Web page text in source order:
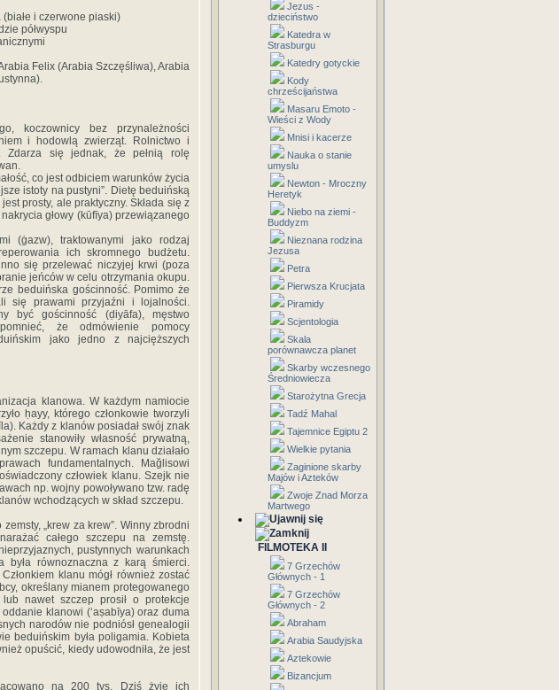
i czerwone piaski)
półwyspu
Felix (Arabia Szczęśliwa), Arabia
koczownicy bez przynależności
i hodowlą zwierząt. Rolnictwo i
się jednak, że pełnią rolę
co jest odbiciem warunków życia
istoty na pustyni”. Dietę beduińską
prosty, ale praktyczny. Składa się z
głowy (kūfīya) przewiązanego
(ġazw), traktowanymi jako rodzaj
ich skromnego budżetu.
się przelewać niczyjej krwi (poza
jeńców w celu otrzymania okupu.
beduińska gościnność. Pomimo że
się prawami przyjaźni i lojalności.
być gościnność (ḍiyāfa), męstwo
że odmówienie pomocy
jako jedno z najcięższych
klanowa. W każdym namiocie
ḥayy, którego członkowie tworzyli
Każdy z klanów posiadał swój znak
stanowiły własność prywatną,
szczepu. W ramach klanu działało
fundamentalnych. Mağlisowi
człowiek klanu. Szejk nie
np. wojny powoływano tzw. radę
wchodzących w skład szczepu.
„krew za krew”. Winny zbrodni
całego szczepu na zemstę.
pustynnych warunkach
była równoznaczna z karą śmierci.
klanu mógł również zostać
określany mianem protegowanego
nawet szczep prosił o protekcje
klanowi (‘aṣabīya) oraz duma
narodów nie podniósł genealogii
beduińskim była poligamia. Kobieta
opuścić, kiedy udowodniła, że jest
na 200 tys. Dziś żyje ich
Jezus -
dzieciństwo
Katedra w
Strasburgu
Katedry gotyckie
Kody
chrześcijaństwa
Masaru Emoto -
Wieści z Wody
Mnisi i kacerze
Nauka o stanie
umyslu
Newton - Mroczny
Heretyk
Niebo na ziemi -
Buddyzm
Nieznana rodzina
Jezusa
Petra
Pierwsza Krucjata
Piramidy
Scjentologia
Skala
porównawcza planet
Skarby wczesnego
Średniowiecza
Starożytna Grecja
Tadź Mahal
Tajemnice Egiptu 2
Wielkie pytania
Zaginione skarby
Majów i Azteków
Zwoje Znad Morza
Martwego
FILMOTEKA II
7 Grzechów
Głównych - 1
7 Grzechów
Głównych - 2
Abraham
Arabia Saudyjska
Aztekowie
Bizancjum